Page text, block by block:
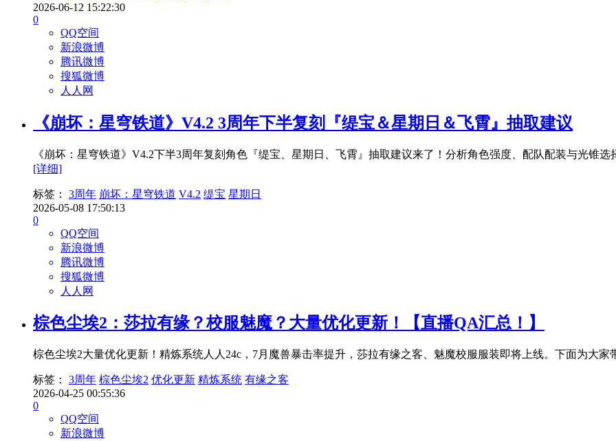
2026-06-12 15:22:30
0
QQ空间
新浪微博
腾讯微博
搜狐微博
人人网
《崩坏：星穹铁道》V4.2 3周年下半复刻『缇宝＆星期日＆飞霄』抽取建议
《崩坏：星穹铁道》V4.2下半3周年复刻角色『缇宝、星期日、飞霄』抽取建议来了！分析角色强度、配队配装与光锥
[详细]
标签： 3周年 崩坏：星穹铁道 V4.2 缇宝 星期日
2026-05-08 17:50:13
0
QQ空间
新浪微博
腾讯微博
搜狐微博
人人网
棕色尘埃2：莎拉有缘？校服魅魔？大量优化更新！【直播QA汇总！】
棕色尘埃2大量优化更新！精炼系统人人24c，7月魔兽暴击率提升，莎拉有缘之客、魅魔校服服装即将上线。下面为大家
标签： 3周年 棕色尘埃2 优化更新 精炼系统 有缘之客
2026-04-25 00:55:36
0
QQ空间
新浪微博